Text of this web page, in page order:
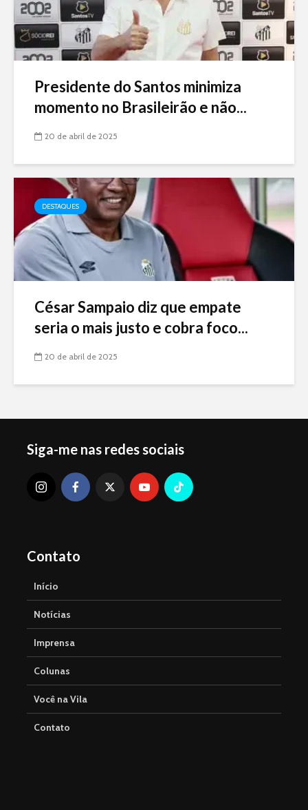
Presidente do Santos minimiza
momento no Brasileirão e não...
20 de abril de 2025
DESTAQUES
César Sampaio diz que empate
seria o mais justo e cobra foco...
20 de abril de 2025
Siga-me nas redes sociais
Contato
Início
Notícias
Imprensa
Colunas
Você na Vila
Contato